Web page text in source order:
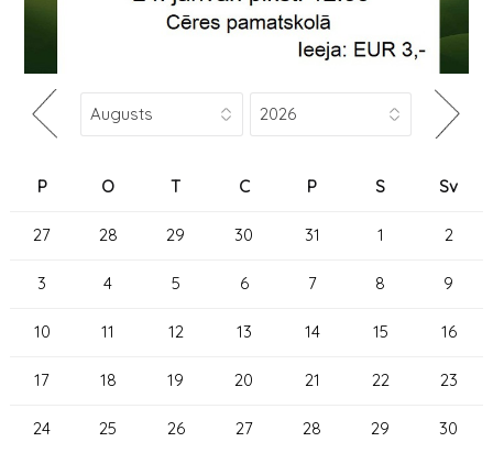
P O T C P S Sv
27 28 29 30 31 1 2
3 4 5 6 7 8 9
10 11 12 13 14 15 16
17 18 19 20 21 22 23
24 25 26 27 28 29 30